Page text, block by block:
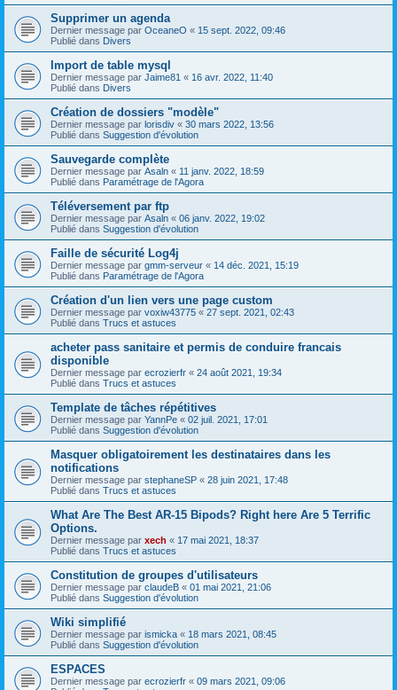
Supprimer un agenda
Dernier message par OceaneO « 15 sept. 2022, 09:46
Publié dans Divers
Import de table mysql
Dernier message par Jaime81 « 16 avr. 2022, 11:40
Publié dans Divers
Création de dossiers "modèle"
Dernier message par lorisdiv « 30 mars 2022, 13:56
Publié dans Suggestion d'évolution
Sauvegarde complète
Dernier message par Asaln « 11 janv. 2022, 18:59
Publié dans Paramétrage de l'Agora
Téléversement par ftp
Dernier message par Asaln « 06 janv. 2022, 19:02
Publié dans Suggestion d'évolution
Faille de sécurité Log4j
Dernier message par gmm-serveur « 14 déc. 2021, 15:19
Publié dans Paramétrage de l'Agora
Création d'un lien vers une page custom
Dernier message par voxiw43775 « 27 sept. 2021, 02:43
Publié dans Trucs et astuces
acheter pass sanitaire et permis de conduire francais
disponible
Dernier message par ecrozierfr « 24 août 2021, 19:34
Publié dans Trucs et astuces
Template de tâches répétitives
Dernier message par YannPe « 02 juil. 2021, 17:01
Publié dans Suggestion d'évolution
Masquer obligatoirement les destinataires dans les
notifications
Dernier message par stephaneSP « 28 juin 2021, 17:48
Publié dans Trucs et astuces
What Are The Best AR-15 Bipods? Right here Are 5 Terrific
Options.
Dernier message par xech « 17 mai 2021, 18:37
Publié dans Trucs et astuces
Constitution de groupes d'utilisateurs
Dernier message par claudeB « 01 mai 2021, 21:06
Publié dans Suggestion d'évolution
Wiki simplifié
Dernier message par ismicka « 18 mars 2021, 08:45
Publié dans Suggestion d'évolution
ESPACES
Dernier message par ecrozierfr « 09 mars 2021, 09:06